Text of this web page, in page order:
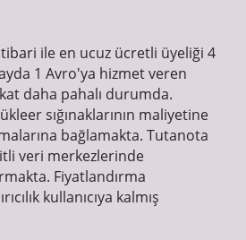
ile en ucuz ücretli üyeliği 4
1 Avro'ya hizmet veren
daha pahalı durumda.
sığınaklarının maliyetine
bağlamakta. Tutanota
veri merkezlerinde
Fiyatlandırma
kullanıcıya kalmış